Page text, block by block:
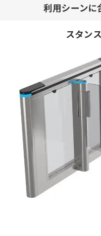
利用シーンに
スタン